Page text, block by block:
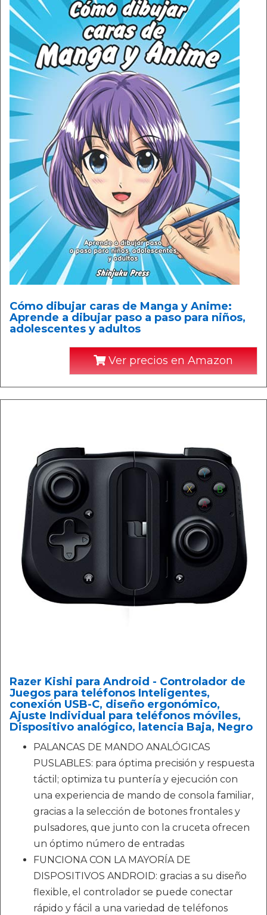
Cómo dibujar caras de Manga y Anime:
Aprende a dibujar paso a paso para niños,
adolescentes y adultos
Ver precios en Amazon
Razer Kishi para Android - Controlador de
Juegos para teléfonos Inteligentes,
conexión USB-C, diseño ergonómico,
Ajuste Individual para teléfonos móviles,
Dispositivo analógico, latencia Baja, Negro
PALANCAS DE MANDO ANALÓGICAS
PUSLABLES: para óptima precisión y respuesta
táctil; optimiza tu puntería y ejecución con
una experiencia de mando de consola familiar,
gracias a la selección de botones frontales y
pulsadores, que junto con la cruceta ofrecen
un óptimo número de entradas
FUNCIONA CON LA MAYORÍA DE
DISPOSITIVOS ANDROID: gracias a su diseño
flexible, el controlador se puede conectar
rápido y fácil a una variedad de teléfonos